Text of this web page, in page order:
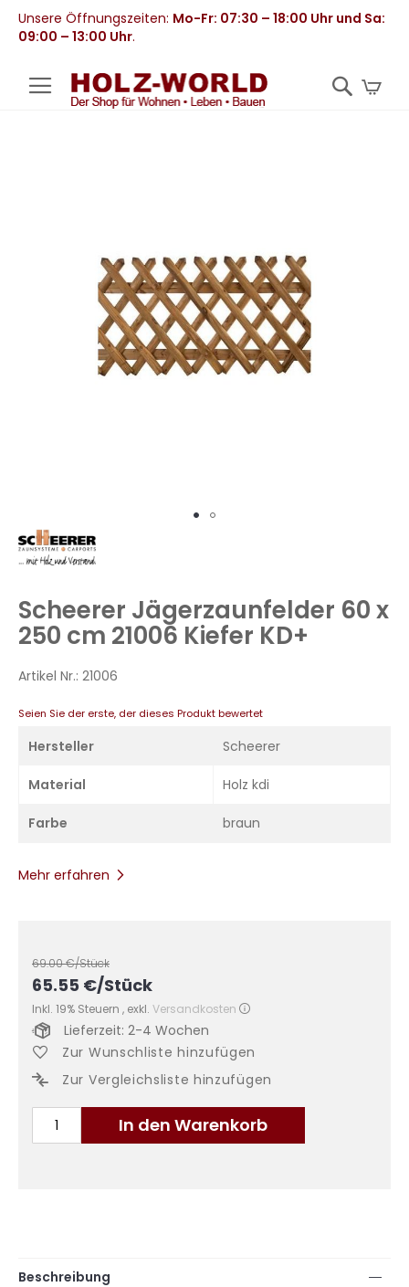
Unsere Öffnungszeiten: Mo-Fr: 07:30 – 18:00 Uhr und Sa:
09:00 – 13:00 Uhr.
Zum
Anfang
springen
Scheerer Jägerzaunfelder 60 x
250 cm 21006 Kiefer KD+
Artikel Nr.: 21006
Seien Sie der erste, der dieses Produkt bewertet
Hersteller Scheerer
Material Holz kdi
Farbe braun
Mehr erfahren
69.00€/Stück
65.55 €/Stück
Inkl. 19% Steuern , exkl. Versandkosten
In den Warenkorb
Lieferzeit: 2-4 Wochen
Zur Wunschliste hinzufügen
Zur Vergleichsliste hinzufügen
Beschreibung